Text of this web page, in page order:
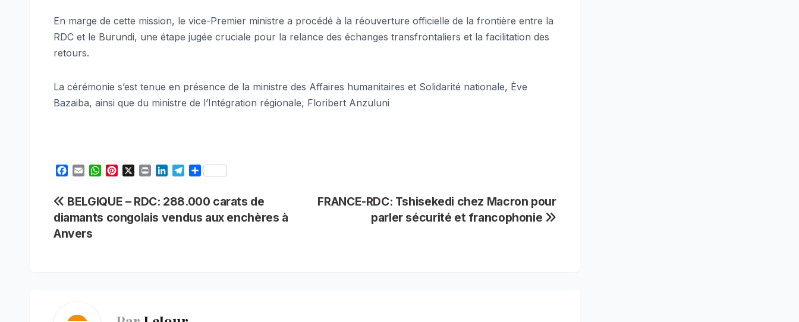
En marge de cette mission, le vice-Premier ministre a procédé à la réouverture officielle de la frontière entre la
RDC et le Burundi, une étape jugée cruciale pour la relance des échanges transfrontaliers et la facilitation des
retours.
La cérémonie s’est tenue en présence de la ministre des Affaires humanitaires et Solidarité nationale, Ève
Bazaiba, ainsi que du ministre de l’Intégration régionale, Floribert Anzuluni
e
b
o
o
i
l
W
t
s
t
e
n
t
k
e
e
g
S
r
e
Navigation
de
FRANCE-RDC: Tshisekedi chez Macron pour
parler sécurité et francophonie
BELGIQUE – RDC: 288.000 carats de
diamants congolais vendus aux enchères à
Anvers